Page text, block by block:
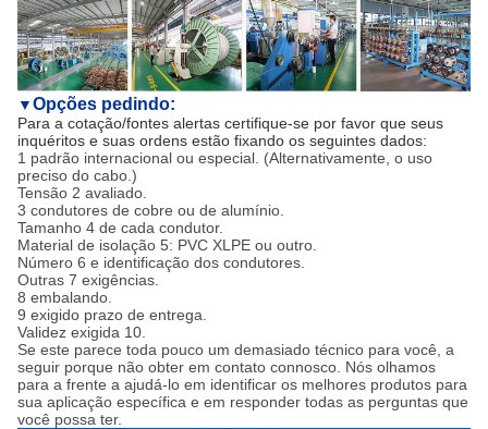
▼Opções pedindo:
Para a cotação/fontes alertas certifique-se por favor que seus
inquéritos e suas ordens estão fixando os seguintes dados:
1 padrão internacional ou especial. (Alternativamente, o uso
preciso do cabo.)
Tensão 2 avaliado.
3 condutores de cobre ou de alumínio.
Tamanho 4 de cada condutor.
Material de isolação 5: PVC XLPE ou outro.
Número 6 e identificação dos condutores.
Outras 7 exigências.
8 embalando.
9 exigido prazo de entrega.
Validez exigida 10.
Se este parece toda pouco um demasiado técnico para você, a
seguir porque não obter em contato connosco. Nós olhamos
para a frente a ajudá-lo em identificar os melhores produtos para
sua aplicação específica e em responder todas as perguntas que
você possa ter.